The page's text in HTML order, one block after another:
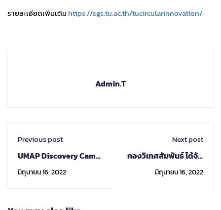
รายละเอียดเพิ่มเติมhttps://sgs.tu.ac.th/tucircularinnovation/
Admin.T
Previous post
UMAP Discovery Camp
- Student
Applications Due
มิถุนายน 16, 2022
Next post
กองวิเทศสัมพันธ์ ได้จัด
โครงการฝึกอบรมเชิง
ปฏิบัติการระบบ CMU
มิถุนายน 16, 2022